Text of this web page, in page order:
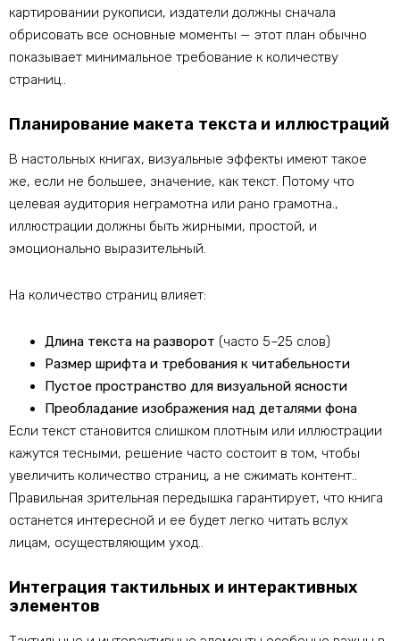
картировании рукописи, издатели должны сначала
обрисовать все основные моменты — этот план обычно
показывает минимальное требование к количеству
страниц..
Планирование макета текста и иллюстраций
В настольных книгах, визуальные эффекты имеют такое
же, если не большее, значение, как текст. Потому что
целевая аудитория неграмотна или рано грамотна.,
иллюстрации должны быть жирными, простой, и
эмоционально выразительный.
На количество страниц влияет:
Длина текста на разворот (часто 5–25 слов)
Размер шрифта и требования к читабельности
Пустое пространство для визуальной ясности
Преобладание изображения над деталями фона
Если текст становится слишком плотным или иллюстрации
кажутся тесными, решение часто состоит в том, чтобы
увеличить количество страниц, а не сжимать контент..
Правильная зрительная передышка гарантирует, что книга
останется интересной и ее будет легко читать вслух
лицам, осуществляющим уход..
Интеграция тактильных и интерактивных
элементов